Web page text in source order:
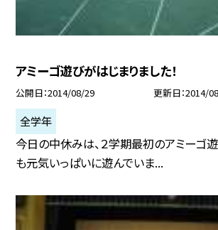
アミーゴ遊びがはじまりました！
公開日 2014/08/29 更新日 2014/
全学年
今日の中休みは、２学期最初のアミーゴ
も元気いっぱいに遊んでいま...